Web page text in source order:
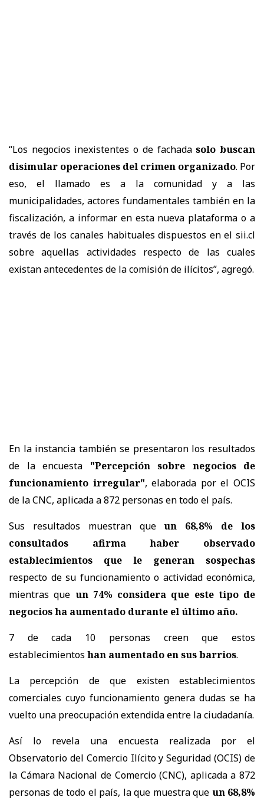
“Los negocios inexistentes o de fachadasolo buscan
disimular operaciones del crimen organizado. Por
eso, el llamado es a la comunidad y a las
municipalidades, actores fundamentales también en la
fiscalización, a informar en esta nueva plataforma o a
través de los canales habituales dispuestos en el sii.cl
sobre aquellas actividades respecto de las cuales
existan antecedentes de la comisión de ilícitos”, agregó.
En la instancia también se presentaron los resultados
de la encuesta "Percepción sobre negocios de
funcionamiento irregular", elaborada por el OCIS
de la CNC, aplicada a 872 personas en todo el país.
Sus resultados muestran queun 68,8% de los
consultados afirma haber observado
establecimientos que le generan sospechas
respecto de su funcionamiento o actividad económica,
mientras que un 74% considera que este tipo de
negocios ha aumentado durante el último año.
7 de cada 10 personas creen que estos
establecimientos han aumentado en sus barrios.
La percepción de que existen establecimientos
comerciales cuyo funcionamiento genera dudas se ha
vuelto una preocupación extendida entre la ciudadanía.
Así lo revela una encuesta realizada por el
Observatorio del Comercio Ilícito y Seguridad (OCIS) de
la Cámara Nacional de Comercio (CNC), aplicada a 872
personas de todo el país, la que muestra que un 68,8%